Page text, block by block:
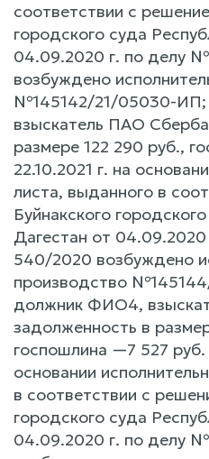
соответствии c
городского суда
04.09.2020 г. по делу
возбуждено
№145142/21/05030-
взыскатель ПАО
размере 122 290 руб.,
22.10.2021 г. на
листа, выданного в
Буйнакского
Дагестан от
540/2020 возбуждено
производство
должник ФИО4,
задолженность в
госпошлина —7 527 руб.
основании
в соответствии c
городского суда
04.09.2020 г. по делу